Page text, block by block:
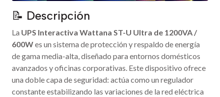
📝 Descripción
La UPS Interactiva Wattana ST-U Ultra de 1200VA /
600Wes un sistema de protección y respaldo de energía
de gama media-alta, diseñado para entornos domésticos
avanzados y oficinas corporativas. Este dispositivo ofrece
una doble capa de seguridad: actúa como un regulador
constante estabilizando las variaciones de la red eléctrica